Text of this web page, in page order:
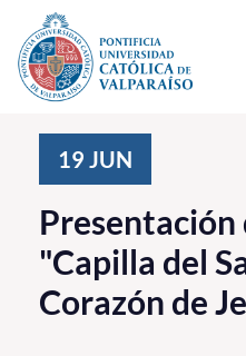
Click acá para ir directamente al
Investigación, Creación e
PUCV Internacional
Vinculación con el Medio
19 JUN
Presentación
"Capilla del
Corazón de